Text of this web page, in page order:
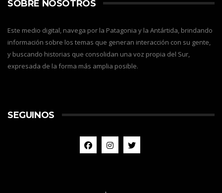
SOBRE NOSOTROS
Este medio digital, navega por la Patagonia y la Antártida, brindando
información sobre los temas que generan interacción con su gente,
y buscando historias que consolidan una voz propia del Sur,
expresada de la forma más amplia posible.
SEGUINOS